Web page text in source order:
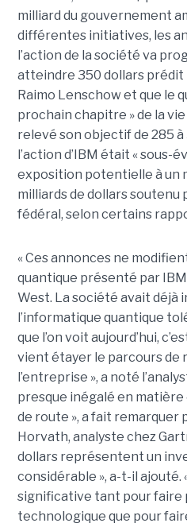
milliard du gouvernement
différentes initiatives, les
l’action de la société va
atteindre 350 dollars prédit
Raimo Lenschow et que le
prochain chapitre » de la
relevé son objectif de 285
l’action d’IBM était « sous-
exposition potentielle à un
milliards de dollars
fédéral, selon certains
« Ces annonces ne
quantique présenté par
West. La société avait déjà
l’informatique quantique
que l’on voit aujourd’hui,
vient étayer le parcours de
l’entreprise », a noté
presque inégalé en
de route », a fait remarquer
Horvath, analyste chez
dollars représentent un
considérable », a-t-il ajouté.
significative tant pour faire
technologique que pour